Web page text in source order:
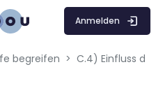
Anmelden
begreifen